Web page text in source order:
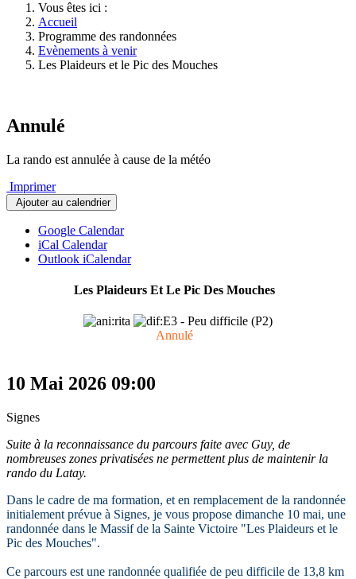
Vous êtes ici :
Accueil
Programme des randonnées
Evènements à venir
Les Plaideurs et le Pic des Mouches
Annulé
La rando est annulée à cause de la météo
Imprimer
Ajouter au calendrier
Google Calendar
iCal Calendar
Outlook iCalendar
Les Plaideurs Et Le Pic Des Mouches
Annulé
10 Mai 2026 09:00
Signes
Suite à la reconnaissance du parcours faite avec Guy, de
nombreuses zones privatisées ne permettent plus de maintenir la
rando du Latay.
Dans le cadre de ma formation, et en remplacement de la randonnée
initialement prévue à Signes, je vous propose dimanche 10 mai, une
randonnée dans le Massif de la Sainte Victoire "Les Plaideurs et le
Pic des Mouches".
Ce parcours est une randonnée qualifiée de peu difficile de 13,8 km